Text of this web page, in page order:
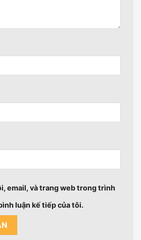
email, và trang web trong trình
luận kế tiếp của tôi.